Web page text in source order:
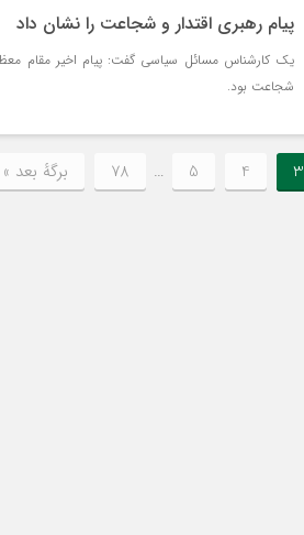
پیام رهبری اقتدار و شجاعت را نشان داد
یک کارشناس مسائل سیاسی گفت: پیام اخیر مقام
شجاعت بود.
3
4
5
…
78 برگهٔ بعد »